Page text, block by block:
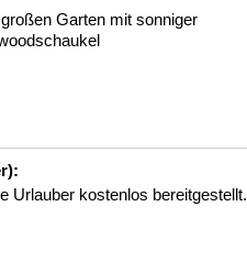
Garten mit sonniger
Urlauber kostenlos bereitgestellt.